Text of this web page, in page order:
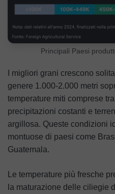
Principali Paesi
I migliori grani crescono
genere 1.000-2.000 metri
temperature miti comprese
precipitazioni costanti e
argillosa. Queste condizioni
montuose di paesi come
Guatemala.
Le temperature più fresche
la maturazione delle ciliegie